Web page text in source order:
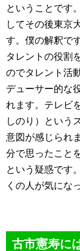
ということです
してその後東京
す。僕の解釈で
タレントの役割
のでタレント活
デューサー的な
れます。テレビ
しのり）という
意図が感じられ
分で思ったこと
という疑惑です
くの人が気にな
古市憲寿に